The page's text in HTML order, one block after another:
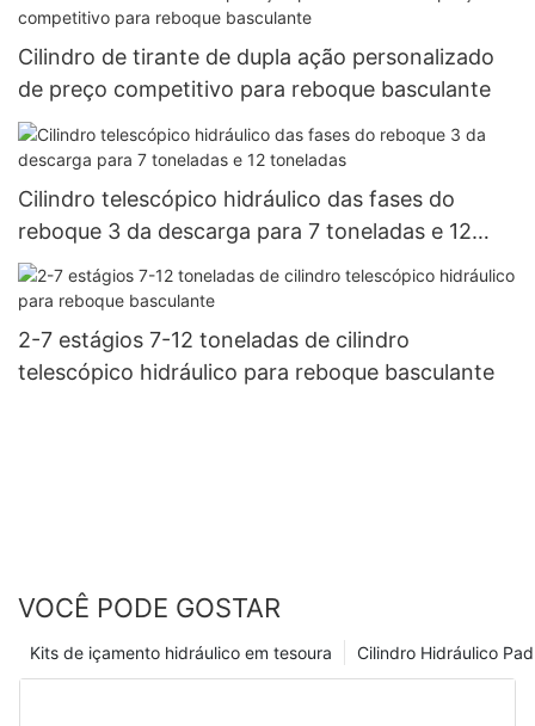
Cilindro de tirante de dupla ação personalizado
de preço competitivo para reboque basculante
Cilindro telescópico hidráulico das fases do
reboque 3 da descarga para 7 toneladas e 12
toneladas
2-7 estágios 7-12 toneladas de cilindro
telescópico hidráulico para reboque basculante
VOCÊ PODE GOSTAR
Cilindro Hidráulico
Kits de içamento hidráulico em tesoura